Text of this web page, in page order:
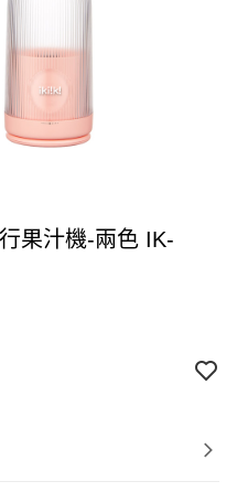
果汁機-兩色 IK-